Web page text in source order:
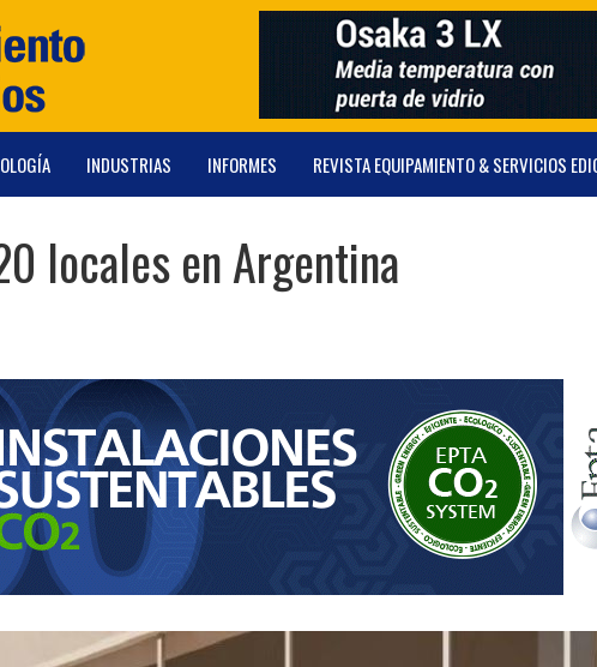
INDUSTRIAS INFORMES REVISTA EQUIPAMIENTO & SERVICIOS
locales en Argentina